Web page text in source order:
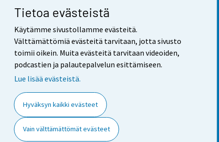
Tietoa evästeistä
Käytämme sivustollamme evästeitä.
Välttämättömiä evästeitä tarvitaan, jotta sivusto
toimii oikein. Muita evästeitä tarvitaan videoiden,
podcastien ja palautepalvelun esittämiseen.
Lue lisää evästeistä.
Hyväksyn kaikki evästeet
Vain välttämättömät evästeet
Yhteystiedot
Palaute
Käyttöehdot
Saavutettavuus
Tietoa sivustosta
Evästeasetukset